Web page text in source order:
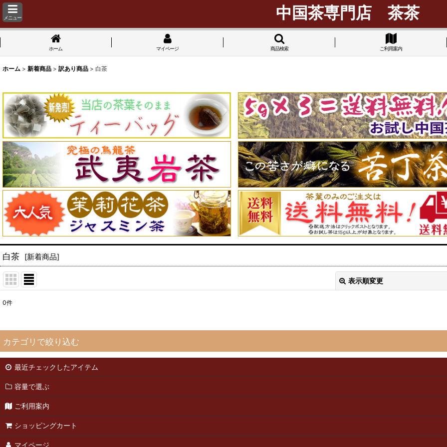
メニュー 中国茶専門店 茶茶
ホーム マイページ 商品検索 ご利用案内
ホーム > 新着商品 > 訳あり商品 > 白茶
白茶 [新着商品]
表示順変更
並び順
0件
カテゴリで絞り込む
訳あり商品 (全商品)
青茶-安渓
緑茶
最近チェックしたアイテム
容量で選ぶ
ご利用案内
ショッピングカート
マイページ